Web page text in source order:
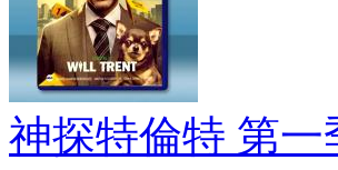
神探特倫特 第一